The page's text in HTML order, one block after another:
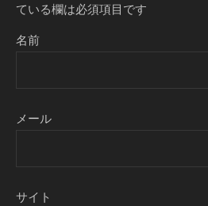
ている欄は必須項目です
名前
メール
サイト